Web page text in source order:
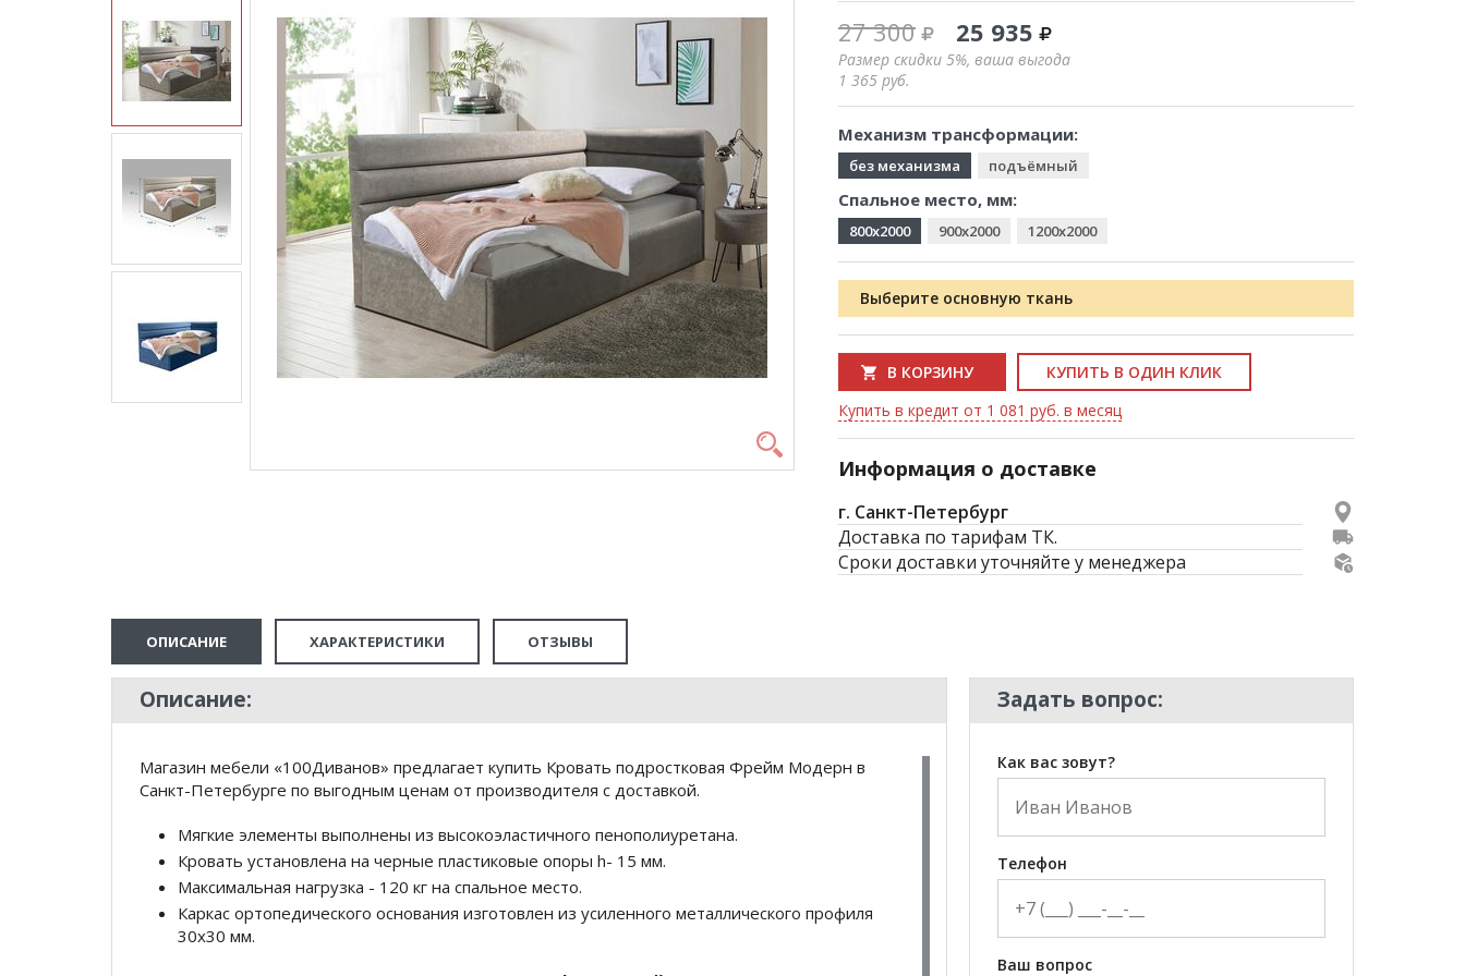
27 300 25 935
Размер скидки 5%, ваша выгода
1 365 руб.
Механизм трансформации:
без механизма подъёмный
Спальное место, мм:
800x2000 900x2000 1200x2000
Выберите основную ткань
В КОРЗИНУ
КУПИТЬ В ОДИН КЛИК
Купить в кредит от 1 081 руб. в месяц
Информация о доставке
г. Санкт-Петербург
Доставка по тарифам ТК.
Сроки доставки уточняйте у менеджера
ОПИСАНИЕ ХАРАКТЕРИСТИКИ ОТЗЫВЫ
Описание:
Магазин мебели «100Диванов» предлагает купить Кровать подростковая Фрейм Модерн в
Санкт-Петербурге по выгодным ценам от производителя с доставкой.
Мягкие элементы выполнены из высокоэластичного пенополиуретана.
Кровать установлена на черные пластиковые опоры h- 15 мм.
Максимальная нагрузка - 120 кг на спальное место.
Каркас ортопедического основания изготовлен из усиленного металлического профиля
30х30 мм.
Задать вопрос:
Как вас зовут?
Телефон
Ваш вопрос